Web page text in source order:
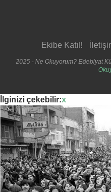
Ekibe Katıl!
2025 - Ne Okuyorum? Edebiyat
İlginizi çekebilir:x